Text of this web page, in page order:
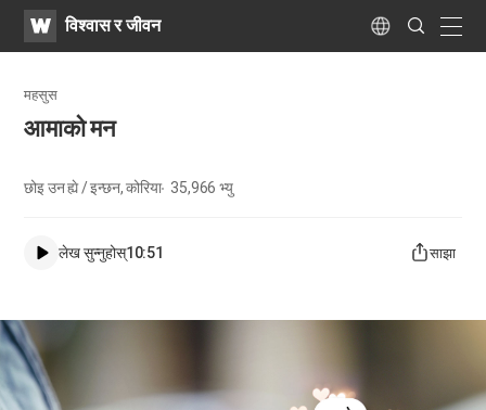
WATVविश्वास र जीवन Language
Search
Submit
महसुस
आमाको मन
छोइ उन ह्ये / इन्छन, कोरिया 35,966भ्यु
लेख सुन्नुहोस्10:51 साझा